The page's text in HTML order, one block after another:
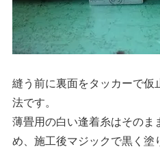
縫う前に裏面をタッカーで仮
法です。
薄畳用の白い逢着糸はそのま
め、施工後マジックで黒く塗